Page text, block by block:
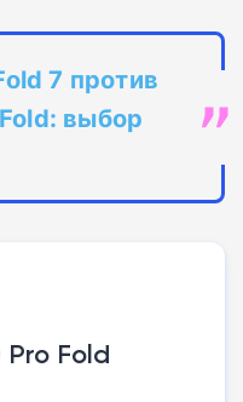
7 против
выбор
Pro Fold